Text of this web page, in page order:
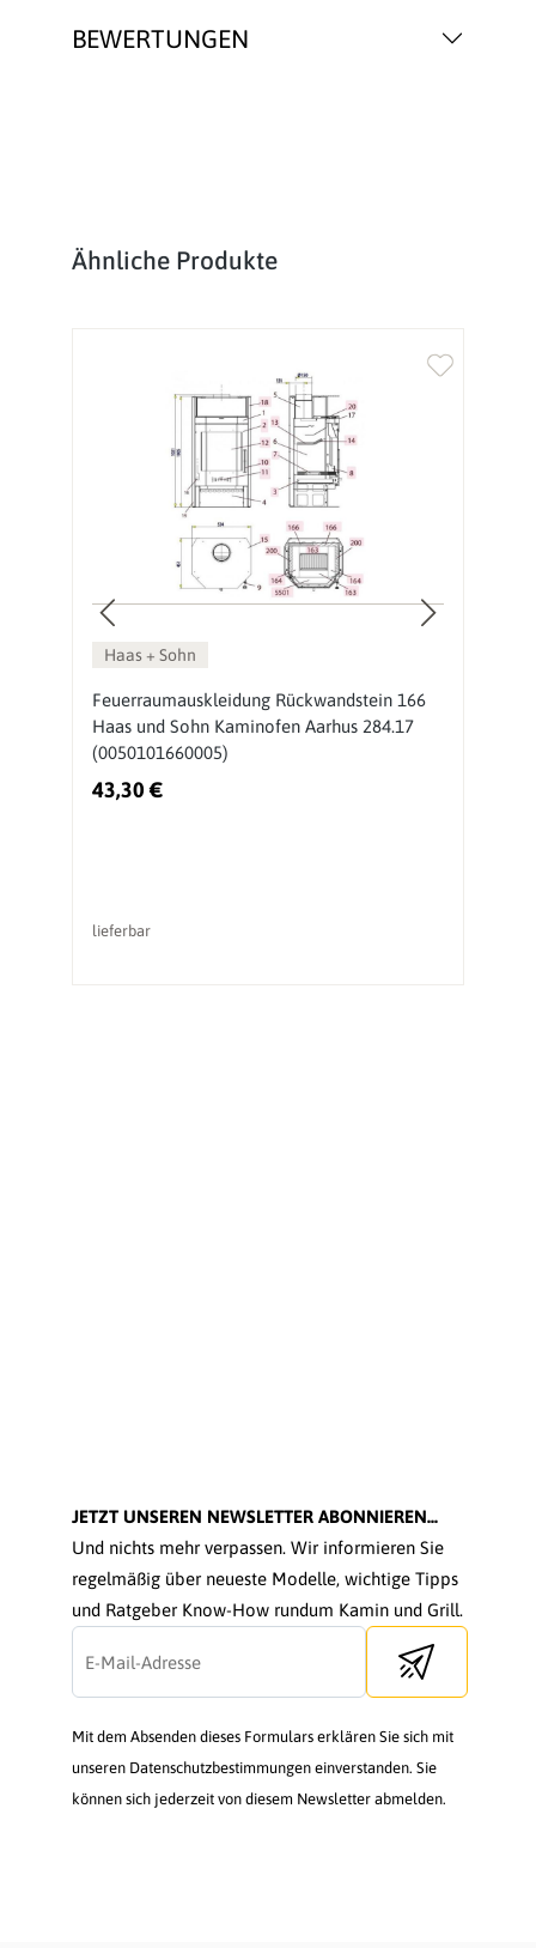
BEWERTUNGEN
Produktgalerie überspringen
Ähnliche Produkte
Haas + Sohn
Feuerraumauskleidung Rückwandstein 166
Haas und Sohn Kaminofen Aarhus 284.17
(0050101660005)
43,30 €
lieferbar
JETZT UNSEREN NEWSLETTER ABONNIEREN...
Und nichts mehr verpassen. Wir informieren Sie
regelmäßig über neueste Modelle, wichtige Tipps
und Ratgeber Know-How rundum Kamin und Grill.
Send newsletter
Mit dem Absenden dieses Formulars erklären Sie sich mit
unseren Datenschutzbestimmungen einverstanden. Sie
können sich jederzeit von diesem Newsletter abmelden.